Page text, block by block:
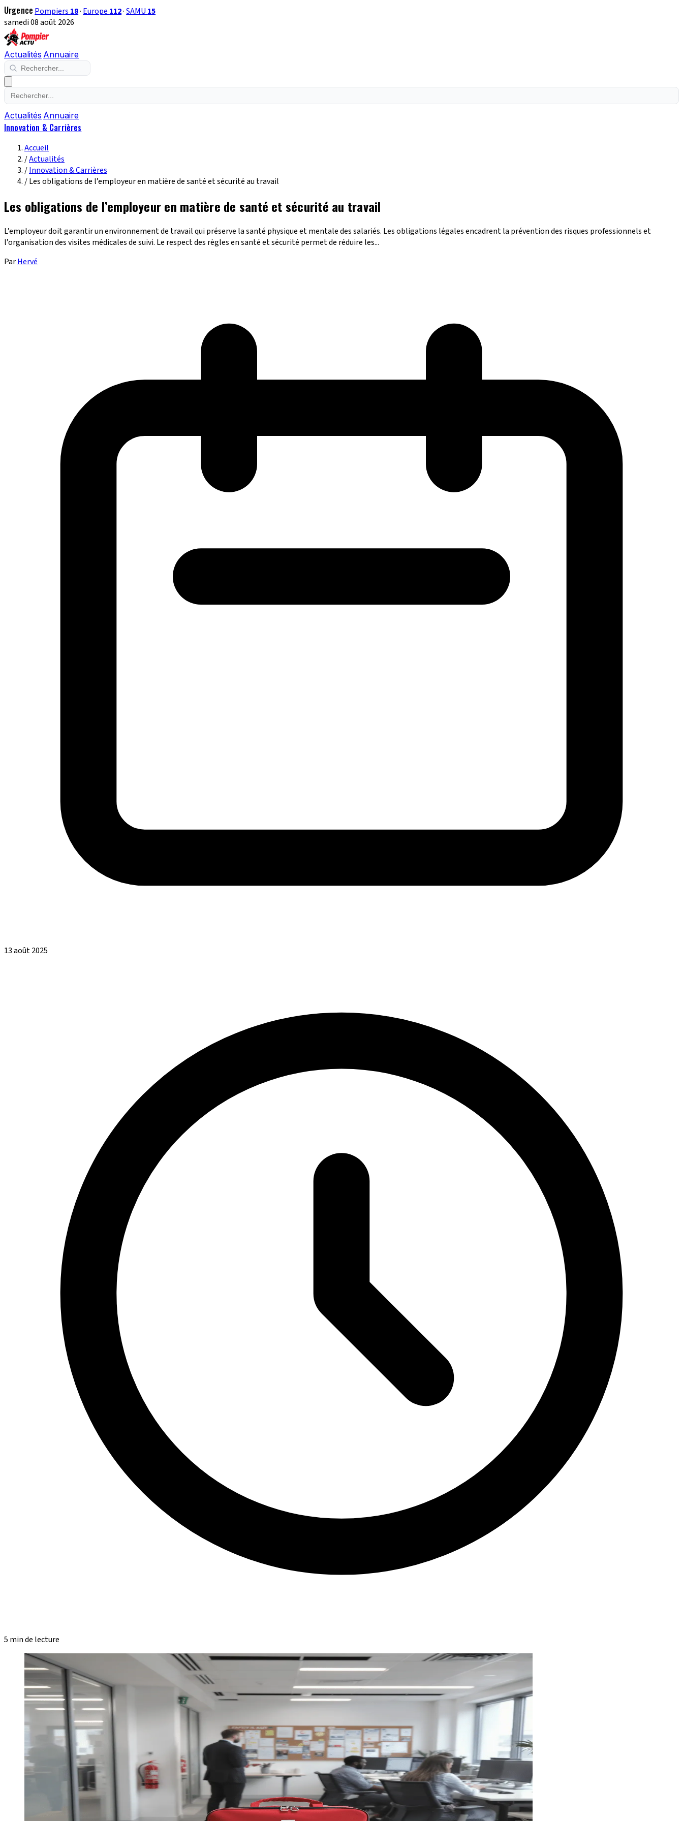
Urgence Pompiers 18· Europe 112·SAMU 15
samedi 08 août 2026
Actualités Annuaire
Actualités Annuaire
Innovation & Carrières
Accueil
/Actualités
/Innovation & Carrières
/Les obligations de l’employeur en matière de santé et sécurité au travail
Les obligations de l’employeur en matière de santé et sécurité au travail
L’employeur doit garantir un environnement de travail qui préserve la santé physique et mentale des salariés. Les obligations légales encadrent la prévention des risques professionnels et
l’organisation des visites médicales de suivi. Le respect des règles en santé et sécurité permet de réduire les...
ParHervé
13 août 2025
5 min de lecture